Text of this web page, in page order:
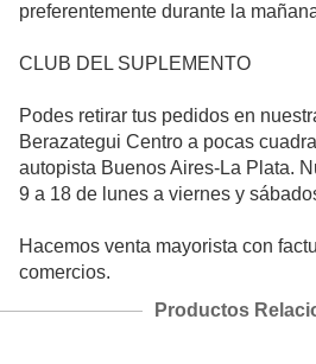
preferentemente durante la
CLUB DEL SUPLEMENTO
Podes retirar tus pedidos en
Berazategui Centro a pocas
autopista Buenos Aires-La Plata.
9 a 18 de lunes a viernes y
Hacemos venta mayorista con
comercios.
Productos